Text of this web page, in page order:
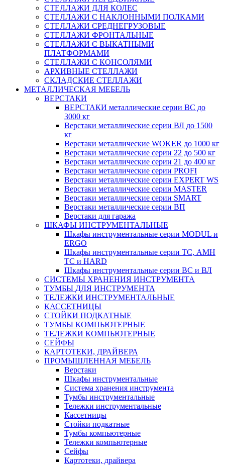
СТЕЛЛАЖИ ДЛЯ КОЛЕС
СТЕЛЛАЖИ С НАКЛОННЫМИ ПОЛКАМИ
СТЕЛЛАЖИ СРЕДНЕГРУЗОВЫЕ
СТЕЛЛАЖИ ФРОНТАЛЬНЫЕ
СТЕЛЛАЖИ С ВЫКАТНЫМИ
ПЛАТФОРМАМИ
СТЕЛЛАЖИ С КОНСОЛЯМИ
АРХИВНЫЕ СТЕЛЛАЖИ
СКЛАДСКИЕ СТЕЛЛАЖИ
МЕТАЛЛИЧЕСКАЯ МЕБЕЛЬ
ВЕРСТАКИ
ВЕРСТАКИ металлические серии ВС до
3000 кг
Верстаки металлические серии ВЛ до 1500
кг
Верстаки металлические WOKER до 1000 кг
Верстаки металлические серии 22 до 500 кг
Верстаки металлические серии 21 до 400 кг
Верстаки металлические серии PROFI
Верстаки металлические серии EXPERT WS
Верстаки металлические серии MASTER
Верстаки металлические серии SMART
Верстаки металлические серии ВП
Верстаки для гаража
ШКАФЫ ИНСТРУМЕНТАЛЬНЫЕ
Шкафы инструментальные серии MODUL и
ERGO
Шкафы инструментальные серии ТС, АМН
ТС и HARD
Шкафы инструментальные серии ВС и ВЛ
СИСТЕМЫ ХРАНЕНИЯ ИНСТРУМЕНТА
ТУМБЫ ДЛЯ ИНСТРУМЕНТА
ТЕЛЕЖКИ ИНСТРУМЕНТАЛЬНЫЕ
КАССЕТНИЦЫ
СТОЙКИ ПОДКАТНЫЕ
ТУМБЫ КОМПЬЮТЕРНЫЕ
ТЕЛЕЖКИ КОМПЬЮТЕРНЫЕ
СЕЙФЫ
КАРТОТЕКИ, ДРАЙВЕРА
ПРОМЫШЛЕННАЯ МЕБЕЛЬ
Верстаки
Шкафы инструментальные
Система хранения инструмента
Тумбы инструментальные
Тележки инструментальные
Кассетницы
Стойки подкатные
Тумбы компьютерные
Тележки компьютерные
Сейфы
Картотеки, драйвера